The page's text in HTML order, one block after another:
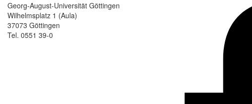
Georg-August-Universität Göttingen
Wilhelmsplatz 1 (Aula)
37073 Göttingen
Tel. 0551 39-0